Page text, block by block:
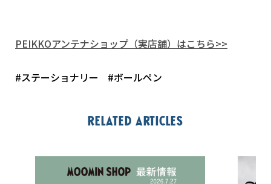
PEIKKOアンテナショップ（実店舗）はこちら>>
#ステーショナリー #ボールペン
Related articles